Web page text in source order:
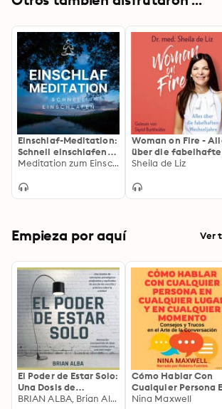
authentisch. Bonus-Tipps gibt es von
Annika Rötters. © Storytel Original
Einschlaf-Meditation:
Schnell einschlafen
und
aktivieren
Meditation zum Einschlafen, Maria Herzig
Woman on Fire -
über die
Wechseljahre
Sheila de Liz
Empieza por aquí Ver
El Poder de Estar Solo:
Una Dosis de
Motivación
BRIAN ALBA, Brian Alba
Cómo Hablar Con
Cualquier Persona
Cualquier Lugar Y En
Nina Maxwell